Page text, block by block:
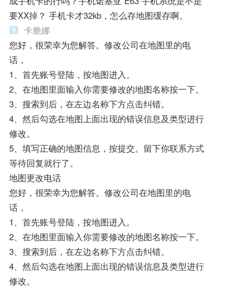
要XX掉？ 手机卡才32kb，怎么存地图缓存啊。
卡脆娜
您好，很荣幸为您解答。修改公司在地图里的电
话，
1、首先账号登陆，按地图进入。
2、在地图里面输入你需要修改的地图名称按一下。
3、搜索到后，在左边名称下方点击纠错。
4、然后勾选在地图上面出现的错误信息及类型进行
修改。
5、填写正确的地图信息，按提交。留下你联系方式
等待回复就行了。
地图更改电话
您好，很荣幸为您解答。修改公司在地图里的电
话，
1、首先账号登陆，按地图进入。
2、在地图里面输入你需要修改的地图名称按一下。
3、搜索到后，在左边名称下方点击纠错。
4、然后勾选在地图上面出现的错误信息及类型进行
修改。